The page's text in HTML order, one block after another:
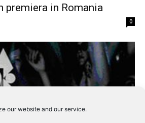
our website and our service.
premiera in Romania
0